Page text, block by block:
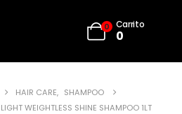
0 Carrito
0
HAIR CARE, SHAMPOO
WEIGHTLESS SHINE SHAMPOO 1LT